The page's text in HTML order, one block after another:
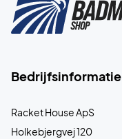
Bedrijfsinformatie
Racket House ApS
Holkebjergvej 120